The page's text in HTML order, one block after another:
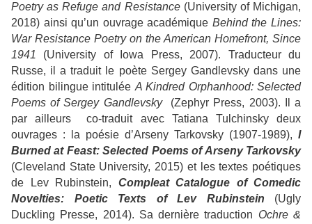
Poetry as Refuge and Resistance (University of Michigan,
2018) ainsi qu’un ouvrage académique Behind the Lines:
War Resistance Poetry on the American Homefront, Since
1941 (University of Iowa Press, 2007). Traducteur du
Russe, il a traduit le poète Sergey Gandlevsky dans une
édition bilingue intitulée A Kindred Orphanhood: Selected
Poems of Sergey Gandlevsky
(Zephyr Press, 2003). Il a
par ailleurs co-traduit avec Tatiana Tulchinsky deux
ouvrages : la poésie d’Arseny Tarkovsky (1907-1989), I
Burned at Feast: Selected Poems of Arseny Tarkovsky
(Cleveland State University, 2015) et les textes poétiques
de Lev Rubinstein, Compleat Catalogue of Comedic
Novelties: Poetic Texts of Lev Rubinstein (Ugly
Duckling Presse, 2014). Sa dernière traduction Ochre &